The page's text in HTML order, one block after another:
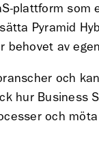
plattform
Pyramid
behovet av
och
hur Business
och